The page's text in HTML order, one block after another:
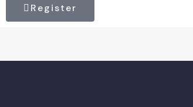
Register